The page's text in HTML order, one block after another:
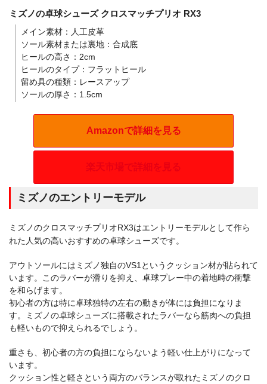
ミズノの卓球シューズ クロスマッチプリオ RX3
メイン素材：人工皮革
ソール素材または裏地：合成底
ヒールの高さ：2cm
ヒールのタイプ：フラットヒール
留め具の種類：レースアップ
ソールの厚さ：1.5cm
Amazonで詳細を見る
楽天市場で詳細を見る
ミズノのエントリーモデル
ミズノのクロスマッチプリオRX3はエントリーモデルとして作ら
れた人気の高いおすすめの卓球シューズです。
アウトソールにはミズノ独自のVS1というクッション材が貼られて
います。このラバーが滑りを抑え、卓球プレー中の着地時の衝撃
を和らげます。
初心者の方は特に卓球独特の左右の動きが体には負担になりま
す。ミズノの卓球シューズに搭載されたラバーなら筋肉への負担
も軽いもので抑えられるでしょう。
重さも、初心者の方の負担にならないよう軽い仕上がりになって
います。
クッション性と軽さという両方のバランスが取れたミズノのクロ